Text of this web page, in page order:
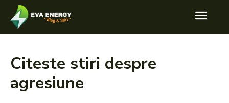
Citeste stiri despre
agresiune